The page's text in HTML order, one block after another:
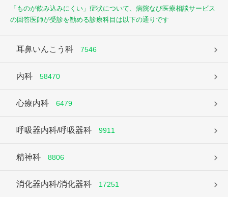
「ものが飲み込みにくい」症状について、病院なび医療相談サービス
の回答医師が受診を勧める診療科目は以下の通りです
耳鼻いんこう科 7546
内科 58470
心療内科 6479
呼吸器内科/呼吸器科 9911
精神科 8806
消化器内科/消化器科 17251